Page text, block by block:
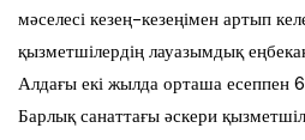
мәселесі кезең-кезеңімен артып
қызметшілердің лауазымдық
Алдағы екі жылда орташа есеппен
Барлық санаттағы әскери